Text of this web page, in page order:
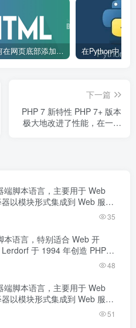
如何在网页底部添加版权信息？
下一篇
PHP 7 新特性 PHP 7+ 版本
极大地改进了性能，在一些
端脚本语言，主要用于 Web
以模块形式集成到 Web 服务
求时执行 PHP 代码，生成动
户端。
35
本语言，特别适合 Web 开
于 1994 年创造 PHP，
人简历访问量。如今 PHP 驱
48
端脚本语言，主要用于 Web
以模块形式集成到 Web 服务
求时执行 PHP 代码，生成动
户端。
51